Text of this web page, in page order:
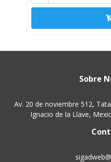
Sobre
Av. 20 de noviembre 512,
Ignacio de la Llave,